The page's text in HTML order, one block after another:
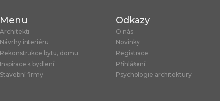
Menu
Architekti
Návrhy interiéru
Rekonstrukce bytu, domu
Inspirace k bydlení
Stavební firmy
Odkazy
O nás
Novinky
Registrace
Přihlášení
Psychologie architektury